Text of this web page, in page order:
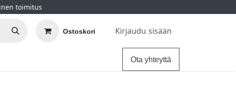
toimitus
Ostoskori Kirjaudu sisään
Ota yhteyttä